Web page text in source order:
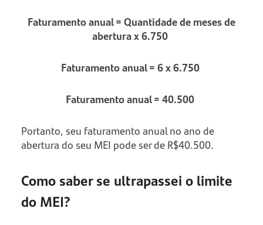
Faturamento anual = Quantidade de meses de
abertura x 6.750
Faturamento anual = 6 x 6.750
Faturamento anual = 40.500
Portanto, seu faturamento anual no ano de
abertura do seu MEI pode ser de R$40.500.
Como saber se ultrapassei o limite
do MEI?